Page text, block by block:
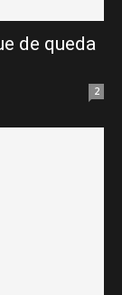
de queda
2